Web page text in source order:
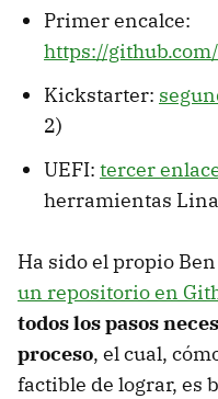
Primer encalce:
https://
Kickstarter:
2)
UEFI: tercer
herramientas
Ha sido el propio
un repositorio en
todos los pasos
proceso, el cual,
factible de lograr, es